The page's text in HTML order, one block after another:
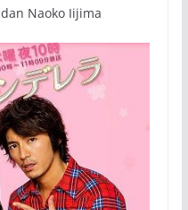
Naoko Iijima